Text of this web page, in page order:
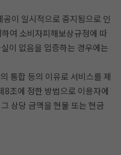
이 일시적으로 중지됨으로 인
여 소비자피해보상규정에 따
이 없음을 입증하는 경우에는
통합 등의 이유로 서비스를 제
8조에 정한 방법으로 이용자에
상당 금액을 현물 또는 현금